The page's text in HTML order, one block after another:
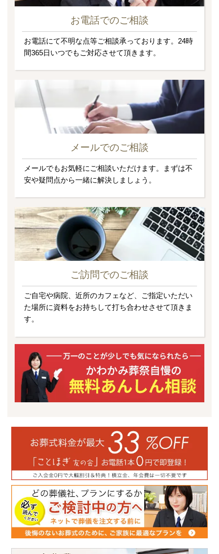
お電話でのご相談
お電話にて不明な点等ご相談承っております。24時
間365日いつでもご対応させて頂きます。
メールでのご相談
メールでもお気軽にご相談いただけます。まずは不
安や疑問点から一緒に解決しましょう。
ご訪問でのご相談
ご自宅や病院、近所のカフェなど、ご指定いただい
た場所に資料をお持ちして打ち合わせさせて頂きま
す。